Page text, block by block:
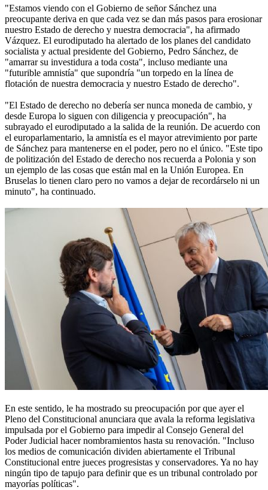
"Estamos viendo con el Gobierno de señor Sánchez una
preocupante deriva en que cada vez se dan más pasos para erosionar
nuestro Estado de derecho y nuestra democracia", ha afirmado
Vázquez. El eurodiputado ha alertado de los planes del candidato
socialista y actual presidente del Gobierno, Pedro Sánchez, de
"amarrar su investidura a toda costa", incluso mediante una
"futurible amnistía" que supondría "un torpedo en la línea de
flotación de nuestra democracia y nuestro Estado de derecho".
"El Estado de derecho no debería ser nunca moneda de cambio, y
desde Europa lo siguen con diligencia y preocupación", ha
subrayado el eurodiputado a la salida de la reunión. De acuerdo con
el europarlamentario, la amnistía es el mayor atrevimiento por parte
de Sánchez para mantenerse en el poder, pero no el único. "Este tipo
de politización del Estado de derecho nos recuerda a Polonia y son
un ejemplo de las cosas que están mal en la Unión Europea. En
Bruselas lo tienen claro pero no vamos a dejar de recordárselo ni un
minuto", ha continuado.
En este sentido, le ha mostrado su preocupación por que ayer el
Pleno del Constitucional anunciara que avala la reforma legislativa
impulsada por el Gobierno para impedir al Consejo General del
Poder Judicial hacer nombramientos hasta su renovación. "Incluso
los medios de comunicación dividen abiertamente el Tribunal
Constitucional entre jueces progresistas y conservadores. Ya no hay
ningún tipo de tapujo para definir que es un tribunal controlado por
mayorías políticas".